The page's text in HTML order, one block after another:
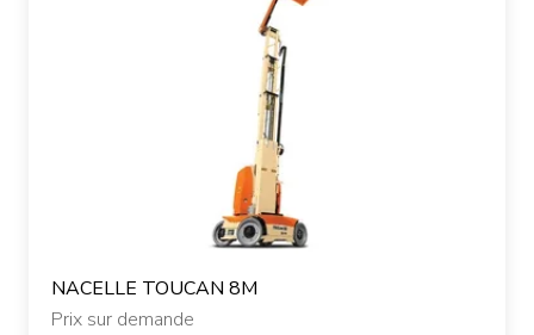
NACELLE TOUCAN 8M
Prix sur demande